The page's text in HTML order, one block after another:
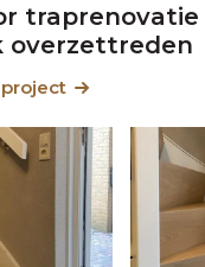
overzettreden